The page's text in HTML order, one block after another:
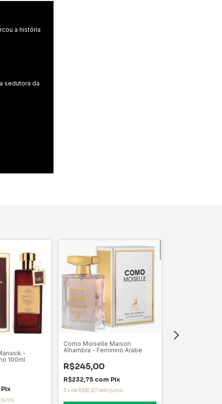
a história
sedutora da
-
100ml
Pix
juros
Como Moiselle Maison
Alhambra - Feminino Arabe
R$245,00
R$232,75 com Pix
3 x de R$81,67 sem juros